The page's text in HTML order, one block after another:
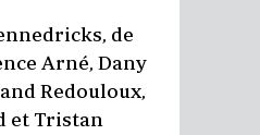
de
Arné, Dany
Redouloux,
et Tristan